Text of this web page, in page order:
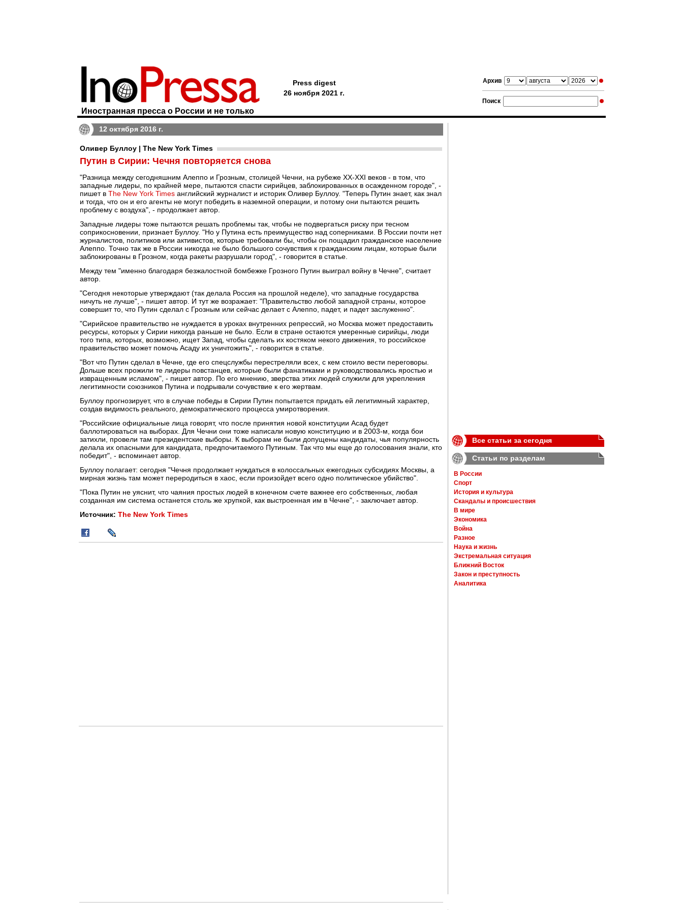
Архив
Поиск
Иностранная пресса о России и не только
Press digest
26 ноября 2021 г.
12 октября 2016 г.
Оливер Буллоу | The New York Times
Путин в Сирии: Чечня повторяется снова
"Разница между сегодняшним Алеппо и Грозным, столицей Чечни, на рубеже XX-XXI веков - в том, что
западные лидеры, по крайней мере, пытаются спасти сирийцев, заблокированных в осажденном городе", -
пишет в The New York Times английский журналист и историк Оливер Буллоу. "Теперь Путин знает, как знал
и тогда, что он и его агенты не могут победить в наземной операции, и потому они пытаются решить
проблему с воздуха", - продолжает автор.
Западные лидеры тоже пытаются решать проблемы так, чтобы не подвергаться риску при тесном
соприкосновении, признает Буллоу. "Но у Путина есть преимущество над соперниками. В России почти нет
журналистов, политиков или активистов, которые требовали бы, чтобы он пощадил гражданское население
Алеппо. Точно так же в России никогда не было большого сочувствия к гражданским лицам, которые были
заблокированы в Грозном, когда ракеты разрушали город", - говорится в статье.
Между тем "именно благодаря безжалостной бомбежке Грозного Путин выиграл войну в Чечне", считает
автор.
"Сегодня некоторые утверждают (так делала Россия на прошлой неделе), что западные государства
ничуть не лучше", - пишет автор. И тут же возражает: "Правительство любой западной страны, которое
совершит то, что Путин сделал с Грозным или сейчас делает с Алеппо, падет, и падет заслуженно".
"Сирийское правительство не нуждается в уроках внутренних репрессий, но Москва может предоставить
ресурсы, которых у Сирии никогда раньше не было. Если в стране остаются умеренные сирийцы, люди
того типа, которых, возможно, ищет Запад, чтобы сделать их костяком некого движения, то российское
правительство может помочь Асаду их уничтожить", - говорится в статье.
"Вот что Путин сделал в Чечне, где его спецслужбы перестреляли всех, с кем стоило вести переговоры.
Дольше всех прожили те лидеры повстанцев, которые были фанатиками и руководствовались яростью и
извращенным исламом", - пишет автор. По его мнению, зверства этих людей служили для укрепления
легитимности союзников Путина и подрывали сочувствие к его жертвам.
Буллоу прогнозирует, что в случае победы в Сирии Путин попытается придать ей легитимный характер,
создав видимость реального, демократического процесса умиротворения.
"Российские официальные лица говорят, что после принятия новой конституции Асад будет
баллотироваться на выборах. Для Чечни они тоже написали новую конституцию и в 2003-м, когда бои
затихли, провели там президентские выборы. К выборам не были допущены кандидаты, чья популярность
делала их опасными для кандидата, предпочитаемого Путиным. Так что мы еще до голосования знали, кто
победит", - вспоминает автор.
Буллоу полагает: сегодня "Чечня продолжает нуждаться в колоссальных ежегодных субсидиях Москвы, а
мирная жизнь там может переродиться в хаос, если произойдет всего одно политическое убийство".
"Пока Путин не уяснит, что чаяния простых людей в конечном счете важнее его собственных, любая
созданная им система останется столь же хрупкой, как выстроенная им в Чечне", - заключает автор.
Источник: The New York Times
Все статьи за сегодня
Статьи по разделам
В России
Спорт
История и культура
Скандалы и происшествия
В мире
Экономика
Война
Разное
Наука и жизнь
Экстремальная ситуация
Ближний Восток
Закон и преступность
Аналитика